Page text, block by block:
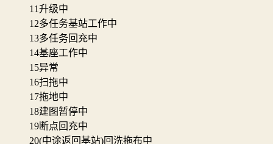
11升级中
12多任务基站工作中
13多任务回充中
14基座工作中
15异常
16扫拖中
17拖地中
18建图暂停中
19断点回充中
20(中途返回基站)回洗拖布中